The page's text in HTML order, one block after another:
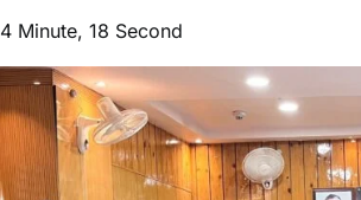
4 Minute, 18 Second